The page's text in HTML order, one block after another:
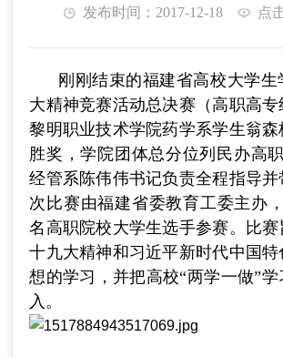
发布时间：2017-12-18 点
刚刚结束的福建省高校大学生
大精神竞赛活动总决赛（高职高专
黎明职业技术学院药学系学生翁
胜奖，学院团体总分位列民办高
经管系陈伟伟书记负责全程指导
次比赛由福建省委教育工委主办
名高职院校大学生选手参赛。比
十九大精神和习近平新时代中国
想的学习，并把高校“两学一做”
入。